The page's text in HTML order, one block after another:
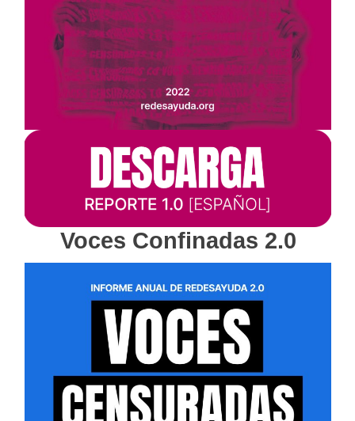
Voces Confinadas 2.0